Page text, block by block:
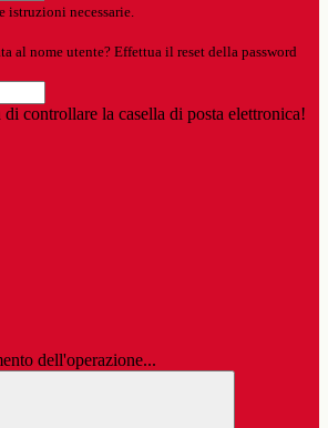
necessarie.
al nome utente? Effettua il reset della password
controllare la casella di posta elettronica!
dell'operazione...